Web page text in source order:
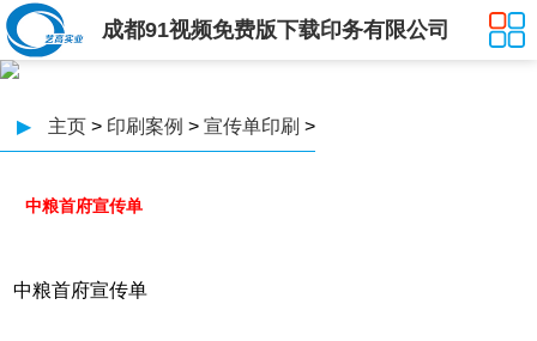
成都91视频免费版下载印务有限公司
▶ 主页 > 印刷案例 > 宣传单印刷 >
中粮首府宣传单
中粮首府宣传单